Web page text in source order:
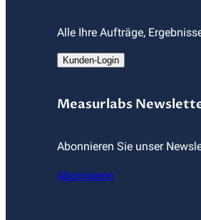
Alle Ihre Aufträge,
Kunden-Login
Measurlabs
Abonnieren Sie unser
Abonnieren